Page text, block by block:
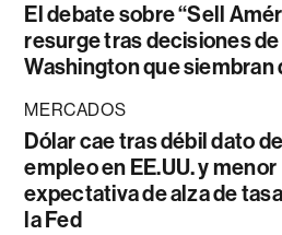
El debate sobre “Sell
resurge tras decisiones de
Washington que siembran
MERCADOS
Dólar cae tras débil dato de
empleo en EE.UU. y menor
expectativa de alza de
la Fed